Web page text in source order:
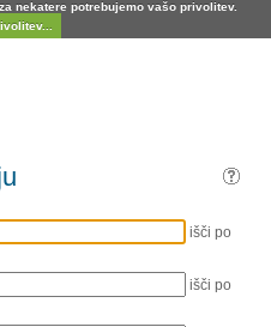
nekatere potrebujemo vašo privolitev.
išči po
išči po